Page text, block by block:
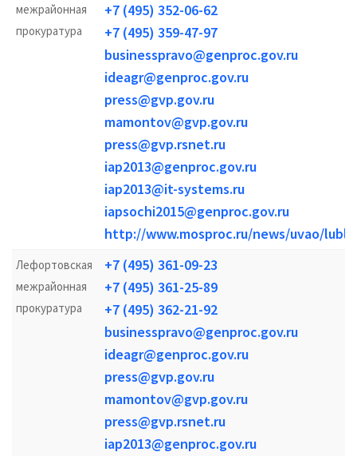
межрайонная
прокуратура
+7 (495) 352-06-62
+7 (495) 359-47-97
businesspravo@genproc.gov.ru
ideagr@genproc.gov.ru
press@gvp.gov.ru
mamontov@gvp.gov.ru
press@gvp.rsnet.ru
iap2013@genproc.gov.ru
iap2013@it-systems.ru
iapsochi2015@genproc.gov.ru
http://www.mosproc.ru/news/uvao/
Лефортовская
межрайонная
прокуратура
+7 (495) 361-09-23
+7 (495) 361-25-89
+7 (495) 362-21-92
businesspravo@genproc.gov.ru
ideagr@genproc.gov.ru
press@gvp.gov.ru
mamontov@gvp.gov.ru
press@gvp.rsnet.ru
iap2013@genproc.gov.ru